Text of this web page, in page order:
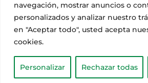
navegación, mostrar anuncios o
personalizados y analizar nuestro
en "Aceptar todo", usted acepta
cookies.
Personalizar Rechazar todas
CONTACTO